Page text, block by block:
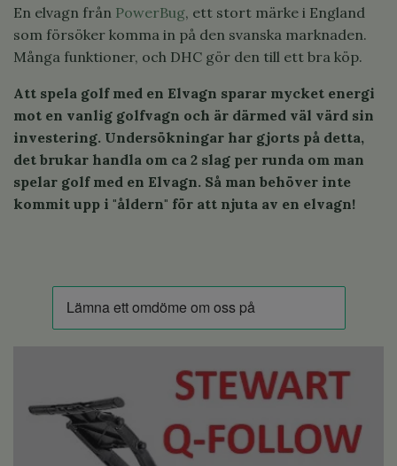
En elvagn från PowerBug, ett stort märke i England
som försöker komma in på den svanska marknaden.
Många funktioner, och DHC gör den till ett bra köp.
Att spela golf med en Elvagn sparar mycket energi
mot en vanlig golfvagn och är därmed väl värd sin
investering. Undersökningar har gjorts på detta,
det brukar handla om ca 2 slag per runda om man
spelar golf med en Elvagn. Så man behöver inte
kommit upp i "åldern" för att njuta av en elvagn!